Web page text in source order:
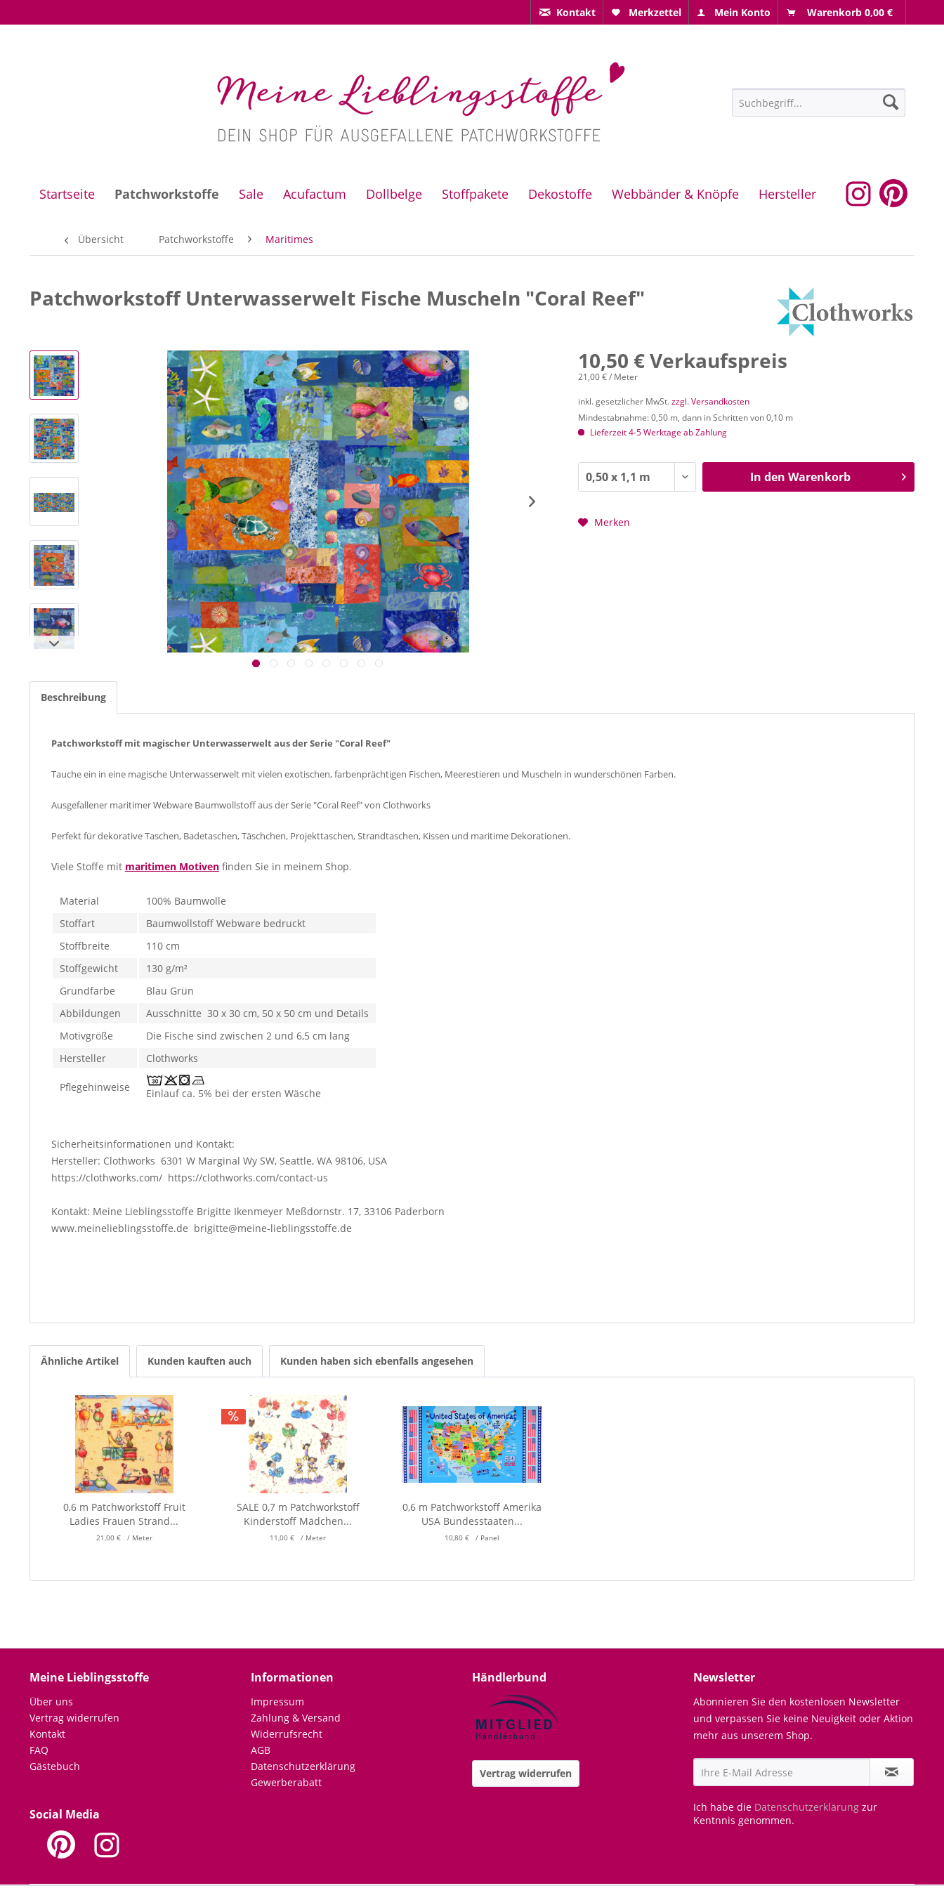
Kontakt Merkzettel Mein Konto Warenkorb 0,00 €
Startseite Patchworkstoffe Sale Acufactum Dollbelge Stoffpakete Dekostoffe Webbänder & Knöpfe Hersteller
Übersicht Patchworkstoffe Maritimes
Patchworkstoff Unterwasserwelt Fische Muscheln "Coral Reef"
10,50 € Verkaufspreis
21,00 € / Meter
inkl. gesetzlicher MwSt.zzgl. Versandkosten
Mindestabnahme: 0,50 m, dann in Schritten von 0,10 m
Lieferzeit 4-5 Werktage ab Zahlung
In den Warenkorb
Merken
Beschreibung
Patchworkstoff mit magischer Unterwasserwelt aus der Serie "Coral Reef"
Tauche ein in eine magische Unterwasserwelt mit vielen exotischen, farbenprächtigen Fischen, Meerestieren und Muscheln in wunderschönen Farben.
Ausgefallener maritimer Webware Baumwollstoff aus der Serie "Coral Reef" von Clothworks
Perfekt für dekorative Taschen, Badetaschen, Täschchen, Projekttaschen, Strandtaschen, Kissen und maritime Dekorationen.
Viele Stoffe mit maritimen Motiven finden Sie in meinem Shop.
Material
100% Baumwolle
Stoffart
Baumwollstoff Webware bedruckt
Stoffbreite
110 cm
Stoffgewicht
130 g/m²
Grundfarbe
Blau Grün
Abbildungen
Ausschnitte 30 x 30 cm, 50 x 50 cm und Details
Motivgröße
Die Fische sind zwischen 2 und 6,5 cm lang
Hersteller
Clothworks
Pflegehinweise Einlauf ca. 5% bei der ersten Wäsche
Sicherheitsinformationen und Kontakt:
Hersteller: Clothworks 6301 W Marginal Wy SW, Seattle, WA 98106, USA
https://clothworks.com/ https://clothworks.com/contact-us
Kontakt: Meine Lieblingsstoffe Brigitte Ikenmeyer Meßdornstr. 17, 33106 Paderborn
www.meinelieblingsstoffe.de brigitte@meine-lieblingsstoffe.de
Ähnliche Artikel Kunden kauften auch Kunden haben sich ebenfalls angesehen
0,6 m Patchworkstoff Fruit
Ladies Frauen Strand...
21,00 € / Meter
SALE 0,7 m Patchworkstoff
Kinderstoff Mädchen...
11,00 € / Meter
0,6 m Patchworkstoff Amerika
USA Bundesstaaten...
10,80 € / Panel
Meine Lieblingsstoffe
Über uns
Vertrag widerrufen
Kontakt
FAQ
Gästebuch
Social Media
Informationen
Impressum
Zahlung & Versand
Widerrufsrecht
AGB
Datenschutzerklärung
Gewerberabatt
Händlerbund
Vertrag widerrufen
Newsletter
Abonnieren Sie den kostenlosen Newsletter
und verpassen Sie keine Neuigkeit oder Aktion
mehr aus unserem Shop.
Ich habe die Datenschutzerklärung zur
Kentnnis genommen.